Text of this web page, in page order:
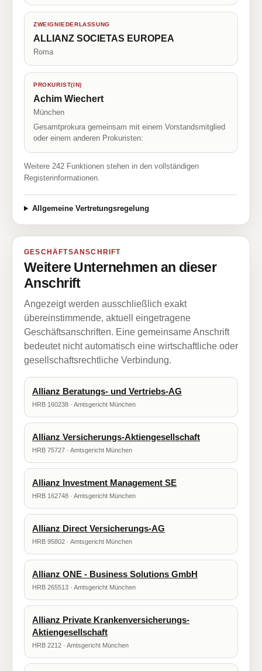
ZWEIGNIEDERLASSUNG
ALLIANZ SOCIETAS EUROPEA
Roma
PROKURIST(IN)
Achim Wiechert
München
Gesamtprokura gemeinsam mit einem Vorstandsmitglied
oder einem anderen Prokuristen:
Weitere 242 Funktionen stehen in den vollständigen
Registerinformationen.
Allgemeine Vertretungsregelung
GESCHÄFTSANSCHRIFT
Weitere Unternehmen an dieser
Anschrift
Angezeigt werden ausschließlich exakt
übereinstimmende, aktuell eingetragene
Geschäftsanschriften. Eine gemeinsame Anschrift
bedeutet nicht automatisch eine wirtschaftliche oder
gesellschaftsrechtliche Verbindung.
Allianz Beratungs- und Vertriebs-AG
HRB 160238 · Amtsgericht München
Allianz Versicherungs-Aktiengesellschaft
HRB 75727 · Amtsgericht München
Allianz Investment Management SE
HRB 162748 · Amtsgericht München
Allianz Direct Versicherungs-AG
HRB 95802 · Amtsgericht München
Allianz ONE - Business Solutions GmbH
HRB 265513 · Amtsgericht München
Allianz Private Krankenversicherungs-
Aktiengesellschaft
HRB 2212 · Amtsgericht München